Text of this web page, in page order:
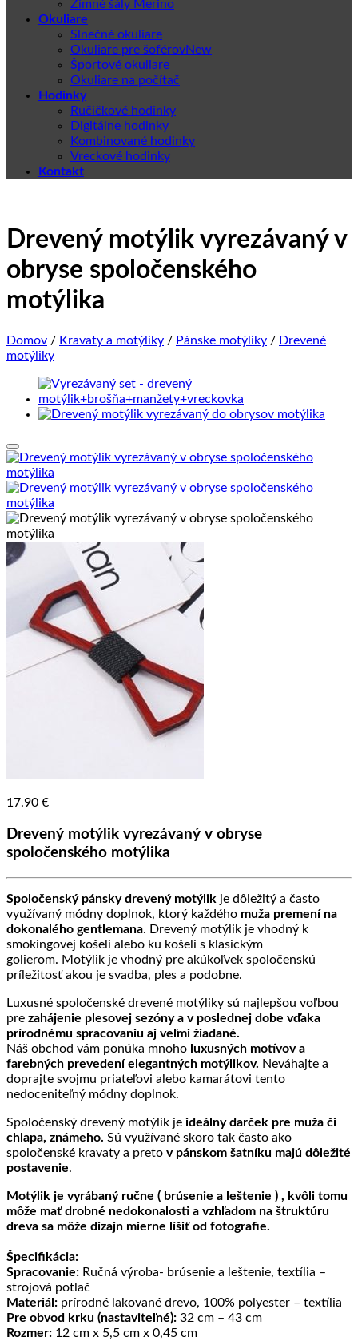
Zimné šály Merino
Okuliare
Slnečné okuliare
Okuliare pre šoférov
Športové okuliare
Okuliare na počítač
Hodinky
Ručičkové hodinky
Digitálne hodinky
Kombinované hodinky
Vreckové hodinky
Kontakt
Drevený motýlik vyrezávaný v
obryse spoločenského
motýlika
Domov / Kravaty a motýliky / Pánske motýliky / Drevené
motýliky
17.90 €
Drevený motýlik vyrezávaný v obryse
spoločenského motýlika
Spoločenský pánsky drevený motýlik je dôležitý a často
využívaný módny doplnok, ktorý každého muža premení na
dokonalého gentlemana. Drevený motýlik je vhodný k
smokingovej košeli alebo ku košeli s klasickým
golierom. Motýlik je vhodný pre akúkoľvek spoločenskú
príležitosť akou je svadba, ples a podobne.
Luxusné spoločenské drevené motýliky sú najlepšou voľbou
pre zahájenie plesovej sezóny a v poslednej dobe vďaka
prírodnému spracovaniu aj veľmi žiadané.
Náš obchod vám ponúka mnoho luxusných motívov a
farebných prevedení elegantných motýlikov. Neváhajte a
doprajte svojmu priateľovi alebo kamarátovi tento
nedoceniteľný módny doplnok.
Spoločenský drevený motýlik je ideálny darček pre muža či
chlapa, známeho. Sú využívané skoro tak často ako
spoločenské kravaty a preto v pánskom šatníku majú dôležité
postavenie.
Motýlik je vyrábaný ručne ( brúsenie a leštenie ) , kvôli tomu
môže mať drobné nedokonalosti a vzhľadom na štruktúru
dreva sa môže dizajn mierne líšiť od fotografie.
Špecifikácia:
Spracovanie: Ručná výroba- brúsenie a leštenie, textília –
strojová potlač
Materiál: prírodné lakované drevo, 100% polyester – textília
Pre obvod krku (nastaviteľné): 32 cm – 43 cm
Rozmer: 12 cm x 5,5 cm x 0,45 cm